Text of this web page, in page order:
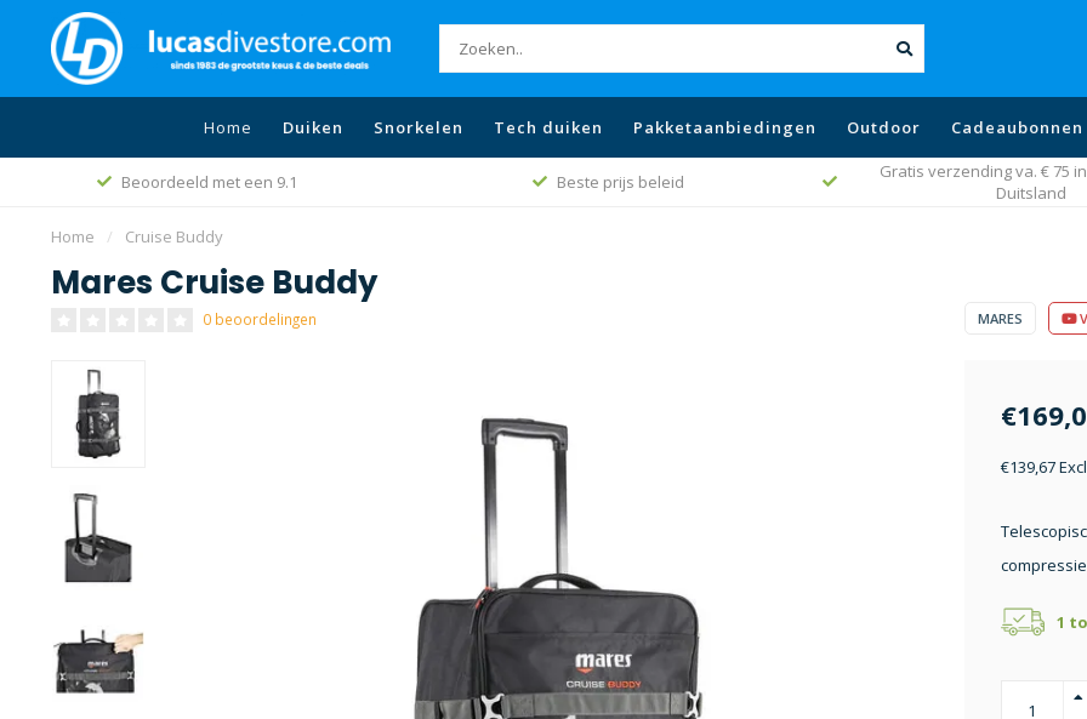
Home Duiken Snorkelen Tech duiken Pakketaanbiedingen Outdoor Cadeaubonnen
Beoordeeld met een 9.1 Beste prijs beleid
Gratis verzending va. € 75
Duitsland
Home / Cruise Buddy
Mares Cruise Buddy
0 beoordelingen MARES
€139,67
1